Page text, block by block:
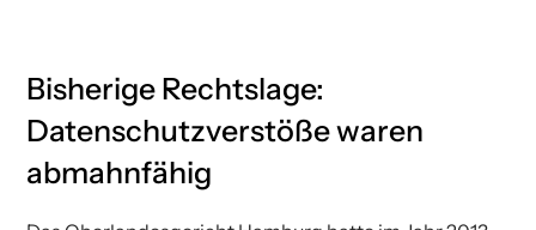
Bisherige Rechtslage:
Datenschutzverstöße waren
abmahnfähig